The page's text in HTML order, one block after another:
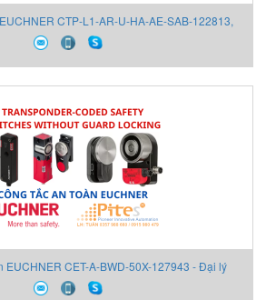
CTP-L1-AR-U-HA-AE-SAB-122813,
EUCHNER 122813
EUCHNER CET-A-BWD-50X-127943 - Đại lý
EUCHNER Việt Nam